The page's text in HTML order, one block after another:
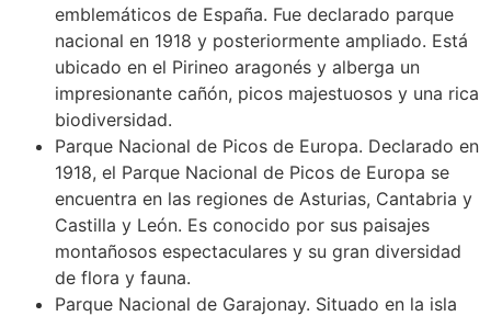
emblemáticos de España. Fue declarado parque
nacional en 1918 y posteriormente ampliado. Está
ubicado en el Pirineo aragonés y alberga un
impresionante cañón, picos majestuosos y una rica
biodiversidad.
Parque Nacional de Picos de Europa. Declarado en
1918, el Parque Nacional de Picos de Europa se
encuentra en las regiones de Asturias, Cantabria y
Castilla y León. Es conocido por sus paisajes
montañosos espectaculares y su gran diversidad
de flora y fauna.
Parque Nacional de Garajonay. Situado en la isla